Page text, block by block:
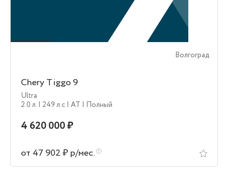
Волгоград
Chery Tiggo 9
Ultra
2.0 л. | 249 л.c | AT | Полный
4 620 000 ₽
от 47 902 ₽ р/мес.